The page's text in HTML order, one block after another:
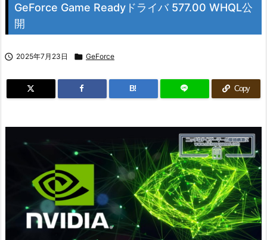
GeForce Game Readyドライバ 577.00 WHQL公
開
 2025年7月23日  GeForce
B! Copy